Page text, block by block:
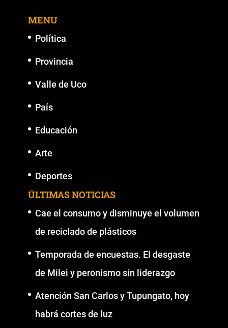
MENU
Política
Provincia
Valle de Uco
País
Educación
Arte
Deportes
ÚLTIMAS NOTICIAS
Cae el consumo y disminuye el volumen
de reciclado de plásticos
Temporada de encuestas. El desgaste
de Milei y peronismo sin liderazgo
Atención San Carlos y Tupungato, hoy
habrá cortes de luz